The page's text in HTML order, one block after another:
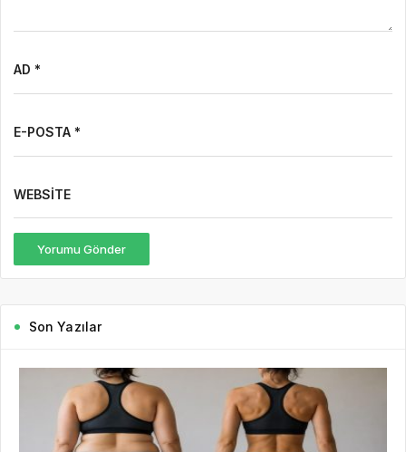
AD *
E-POSTA *
WEBSITE
Yorumu Gönder
Son Yazılar